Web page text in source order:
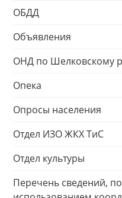
ОБДД
Объявления
ОНД по Шелковскому
Опека
Опросы населения
Отдел ИЗО ЖКХ ТиС
Отдел культуры
Перечень сведений,